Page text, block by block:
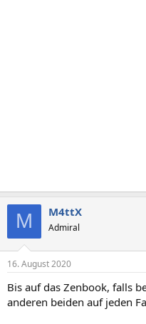
M M4ttX
Admiral
16. August 2020
Bis auf das Zenbook, falls
anderen beiden auf jeden